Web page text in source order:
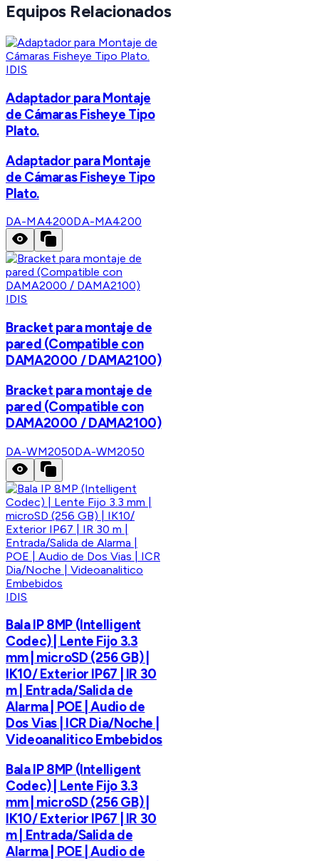
Equipos Relacionados
IDIS
Adaptador para Montaje
de Cámaras Fisheye Tipo
Plato.
Adaptador para Montaje
de Cámaras Fisheye Tipo
Plato.
DA-MA4200DA-MA4200
IDIS
Bracket para montaje de
pared (Compatible con
DAMA2000 / DAMA2100)
Bracket para montaje de
pared (Compatible con
DAMA2000 / DAMA2100)
DA-WM2050DA-WM2050
IDIS
Bala IP 8MP (Intelligent
Codec) | Lente Fijo 3.3
mm | microSD (256 GB) |
IK10/ Exterior IP67 | IR 30
m | Entrada/Salida de
Alarma | POE | Audio de
Dos Vias | ICR Dia/Noche |
Videoanalitico Embebidos
Bala IP 8MP (Intelligent
Codec) | Lente Fijo 3.3
mm | microSD (256 GB) |
IK10/ Exterior IP67 | IR 30
m | Entrada/Salida de
Alarma | POE | Audio de